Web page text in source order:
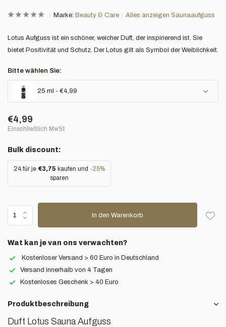
Marke: Beauty & Care Alles anzeigen Saunaaufguss
Lotus Aufguss ist ein schöner, weicher Duft, der inspirierend ist. Sie
bietet Positivität und Schutz. Der Lotus gilt als Symbol der Weiblichkeit.
Bitte wählen Sie:
25 ml - €4,99
€4,99
Einschließlich MwSt
Bulk discount:
24 für je €3,75 kaufen und -25%
sparen
In den Warenkorb
Wat kan je van ons verwachten?
Kostenloser Versand > 60 Euro in Deutschland
Versand innerhalb von 4 Tagen
Kostenloses Geschenk > 40 Euro
Produktbeschreibung
Duft Lotus Sauna Aufguss